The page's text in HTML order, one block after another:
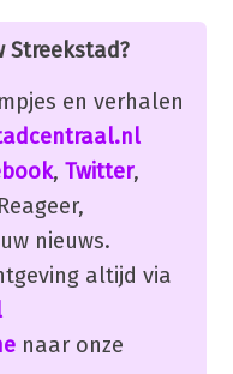
Streekstad?
en verhalen
, Twitter,
nieuws.
altijd via
naar onze